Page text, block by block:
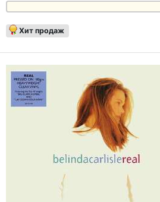
Хит продаж